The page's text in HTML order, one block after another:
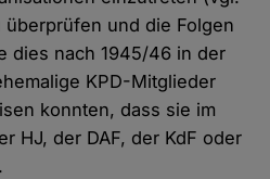
und die Folgen
dies nach 1945/46 in der
KPD-Mitglieder
konnten, dass sie im
HJ, der DAF, der KdF oder